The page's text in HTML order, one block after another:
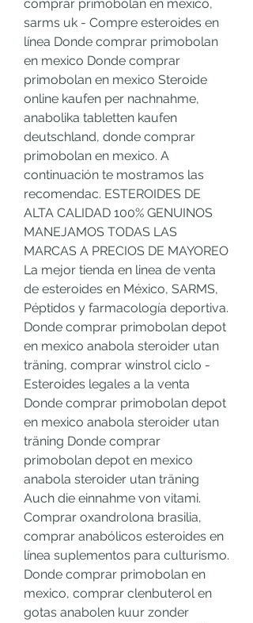
comprar primobolan en mexico,
sarms uk - Compre esteroides en
línea Donde comprar primobolan
en mexico Donde comprar
primobolan en mexico Steroide
online kaufen per nachnahme,
anabolika tabletten kaufen
deutschland, donde comprar
primobolan en mexico. A
continuación te mostramos las
recomendac. ESTEROIDES DE
ALTA CALIDAD 100% GENUINOS
MANEJAMOS TODAS LAS
MARCAS A PRECIOS DE MAYOREO
La mejor tienda en linea de venta
de esteroides en México, SARMS,
Péptidos y farmacología deportiva.
Donde comprar primobolan depot
en mexico anabola steroider utan
träning, comprar winstrol ciclo -
Esteroides legales a la venta
Donde comprar primobolan depot
en mexico anabola steroider utan
träning Donde comprar
primobolan depot en mexico
anabola steroider utan träning
Auch die einnahme von vitami.
Comprar oxandrolona brasilia,
comprar anabólicos esteroides en
línea suplementos para culturismo.
Donde comprar primobolan en
mexico, comprar clenbuterol en
gotas anabolen kuur zonder